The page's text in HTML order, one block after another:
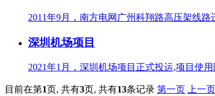
2011年9月，南方电网广州科翔路高压架线
深圳机场项目
2021年1月，深圳机场项目正式投运,项目使用
目前在第1页, 共有3页, 共有13条记录 第一页 上一页